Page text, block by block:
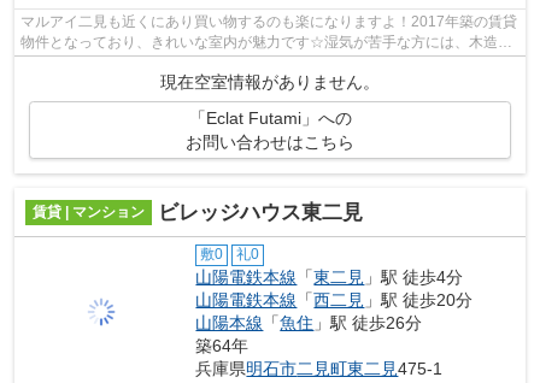
マルアイ二見も近くにあり買い物するのも楽になりますよ！2017年築の賃貸
物件となっており、きれいな室内が魅力です☆湿気が苦手な方には、木造の
現在空室情報がありません。
「Eclat Futami」への
お問い合わせはこちら
賃貸 | マンション ビレッジハウス東二見
敷0 礼0
山陽電鉄本線 「東二見 」駅 徒歩4分
山陽電鉄本線 「西二見 」駅 徒歩20分
山陽本線 「魚住 」駅 徒歩26分
築64年
兵庫県明石市二見町東二見475-1